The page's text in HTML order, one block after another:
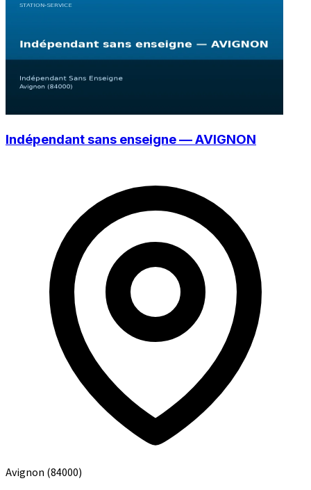
Indépendant sans enseigne — AVIGNON
Avignon (84000)